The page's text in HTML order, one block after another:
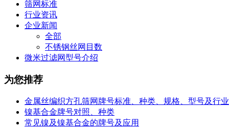
筛网标准
行业资讯
企业新闻
全部
不锈钢丝网目数
微米过滤网型号介绍
为您推荐
金属丝编织方孔筛网牌号标准、种类、规格、型号及行
镍基合金牌号对照、种类
常见镍及镍基合金的牌号及应用